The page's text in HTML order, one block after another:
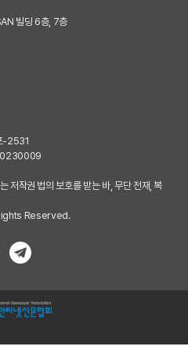
빌딩 6층, 7층
-2531
작권 법의 보호를 받는 바, 무단 전재, 복
Reserved.